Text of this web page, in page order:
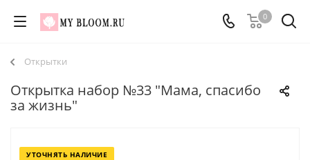
0
Открытки
Открытка набор №33 "Мама, спасибо
за жизнь"
УТОЧНЯТЬ НАЛИЧИЕ